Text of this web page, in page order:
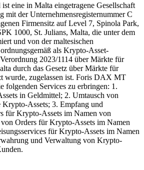
eine in Malta eingetragene Gesellschaft
mit der Unternehmensregisternummer C
Firmensitz auf Level 7, Spinola Park,
1000, St. Julians, Malta, die unter dem
und von der maltesischen
als Krypto-Asset-
2023/1114 über Märkte für
durch das Gesetz über Märkte für
wurde, zugelassen ist. Foris DAX MT
folgenden Services zu erbringen: 1.
in Geldmittel; 2. Umtausch von
Assets; 3. Empfang und
für Krypto-Assets im Namen von
Orders für Krypto-Assets im Namen
für Krypto-Assets im Namen
und Verwaltung von Krypto-